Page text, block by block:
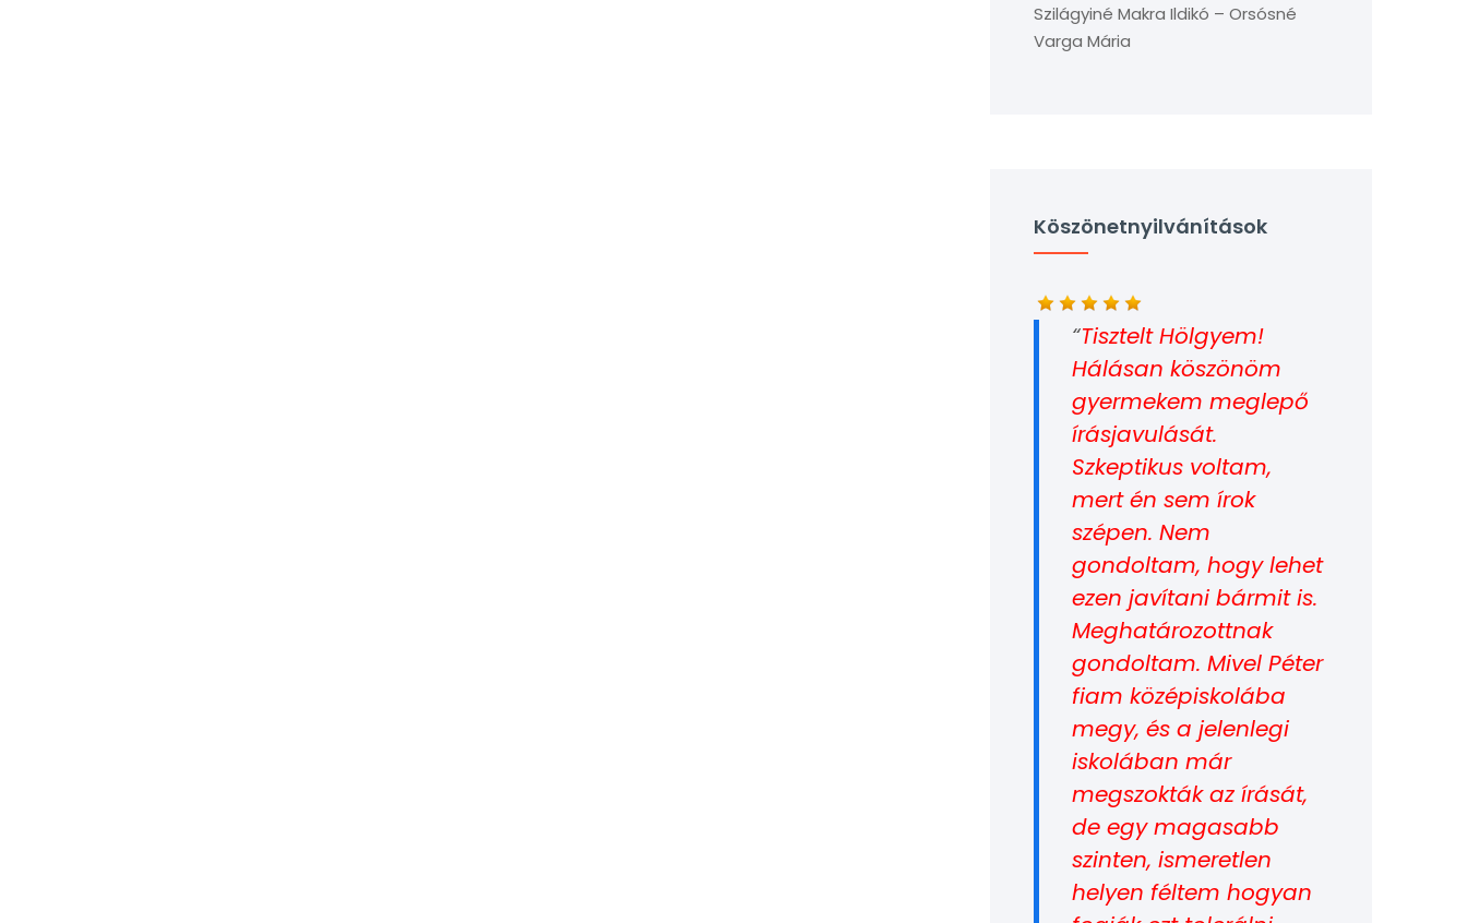
Szilágyiné Makra Ildikó – Orsósné
Varga Mária
Köszönetnyilvánítások
Tisztelt Hölgyem!
Hálásan köszönöm
gyermekem meglepő
írásjavulását.
Szkeptikus voltam,
mert én sem írok
szépen. Nem
gondoltam, hogy lehet
ezen javítani bármit is.
Meghatározottnak
gondoltam. Mivel Péter
fiam középiskolába
megy, és a jelenlegi
iskolában már
megszokták az írását,
de egy magasabb
szinten, ismeretlen
helyen féltem hogyan